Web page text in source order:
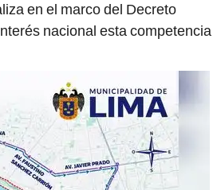
en el marco del Decreto
nacional esta competencia